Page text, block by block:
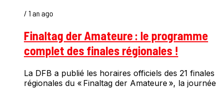
/ 1 an ago
Finaltag der Amateure : le programme
complet des finales régionales !
La DFB a publié les horaires officiels des 21 finales
régionales du « Finaltag der Amateure », la journée